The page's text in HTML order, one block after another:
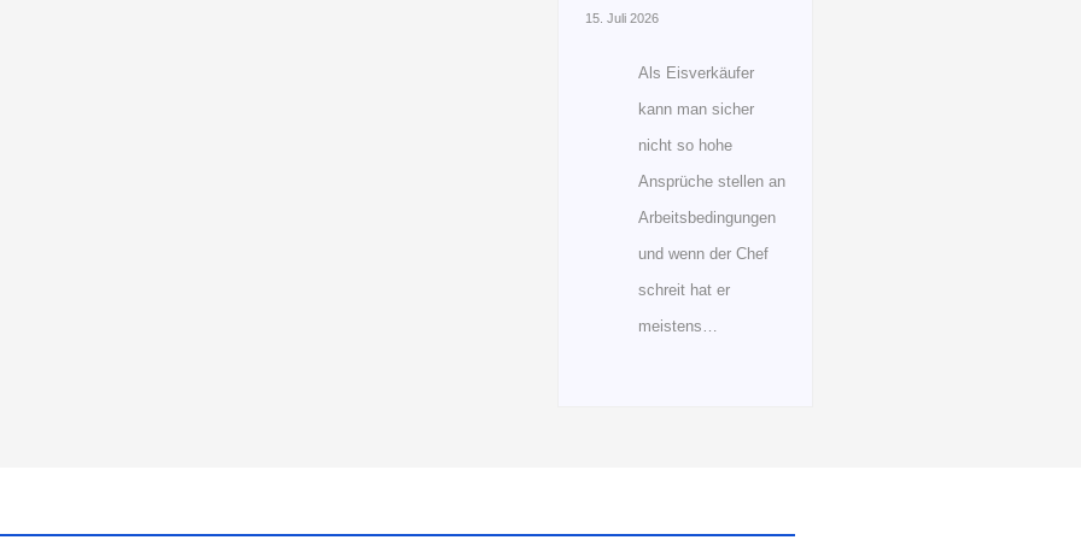
15. Juli 2026
Als Eisverkäufer
kann man sicher
nicht so hohe
Ansprüche stellen an
Arbeitsbedingungen
und wenn der Chef
schreit hat er
meistens…